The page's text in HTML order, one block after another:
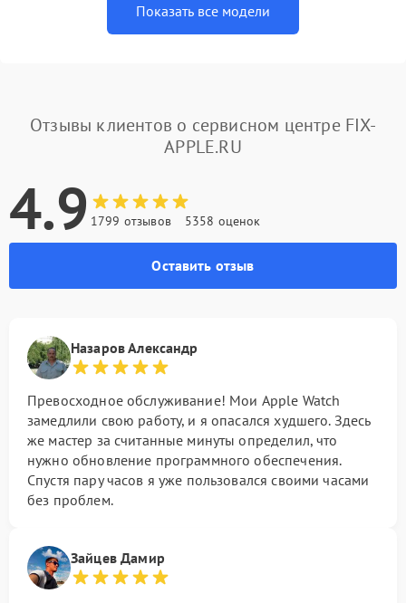
Показать все модели
Отзывы клиентов о сервисном центре FIX-
APPLE.RU
4.9 1799 отзывов 5358 оценок
Оставить отзыв
Назаров Александр
Превосходное обслуживание! Мои Apple Watch
замедлили свою работу, и я опасался худшего. Здесь
же мастер за считанные минуты определил, что
нужно обновление программного обеспечения.
Спустя пару часов я уже пользовался своими часами
без проблем.
Зайцев Дамир